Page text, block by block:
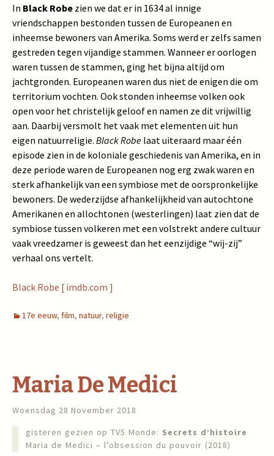
In Black Robe zien we dat er in 1634 al innige
vriendschappen bestonden tussen de Europeanen en
inheemse bewoners van Amerika. Soms werd er zelfs samen
gestreden tegen vijandige stammen. Wanneer er oorlogen
waren tussen de stammen, ging het bijna altijd om
jachtgronden. Europeanen waren dus niet de enigen die om
territorium vochten. Ook stonden inheemse volken ook
open voor het christelijk geloof en namen ze dit vrijwillig
aan. Daarbij versmolt het vaak met elementen uit hun
eigen natuurreligie. Black Robe laat uiteraard maar één
episode zien in de koloniale geschiedenis van Amerika, en in
deze periode waren de Europeanen nog erg zwak waren en
sterk afhankelijk van een symbiose met de oorspronkelijke
bewoners. De wederzijdse afhankelijkheid van autochtone
Amerikanen en allochtonen (westerlingen) laat zien dat de
symbiose tussen volkeren met een volstrekt andere cultuur
vaak vreedzamer is geweest dan het eenzijdige “wij-zij”
verhaal ons vertelt.
Black Robe [ imdb.com ]
17e eeuw, film, natuur, religie
Maria De Medici
Woensdag 28 November 2018
gisteren gezien op TV5 Monde: Secrets d’histoire
Maria de Medici – l’obsession du pouvoir (2018)